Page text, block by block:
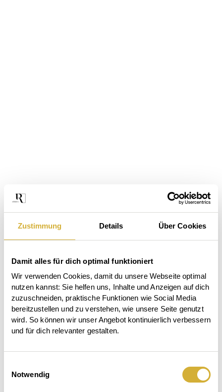
Zustimmung Details Über Cookies
Damit alles für dich optimal funktioniert
Wir verwenden Cookies, damit du unsere Webseite optimal
nutzen kannst: Sie helfen uns, Inhalte und Anzeigen auf dich
zuzuschneiden, praktische Funktionen wie Social Media
bereitzustellen und zu verstehen, wie unsere Seite genutzt
wird. So können wir unser Angebot kontinuierlich verbessern
und für dich relevanter gestalten.
Notwendig
Auftischen.
Der
Das
Beet